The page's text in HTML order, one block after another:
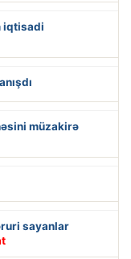
iqtisadi
müzakirə
sayanlar